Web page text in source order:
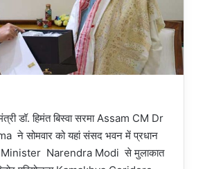
डॉ. हिमंत बिस्वा सरमा Assam CM Dr
ने सोमवार को यहां संसद भवन में प्रधान
Minister Narendra Modi से मुलाकात